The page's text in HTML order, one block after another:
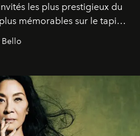
les plus prestigieux du
mémorables sur le tapis
Bello